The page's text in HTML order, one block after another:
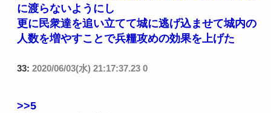
に渡らないようにし
更に民衆達を追い立てて城に逃げ込ませて城内の
人数を増やすことで兵糧攻めの効果を上げた
33: 2020/06/03(水) 21:17:37.23 0
>>5